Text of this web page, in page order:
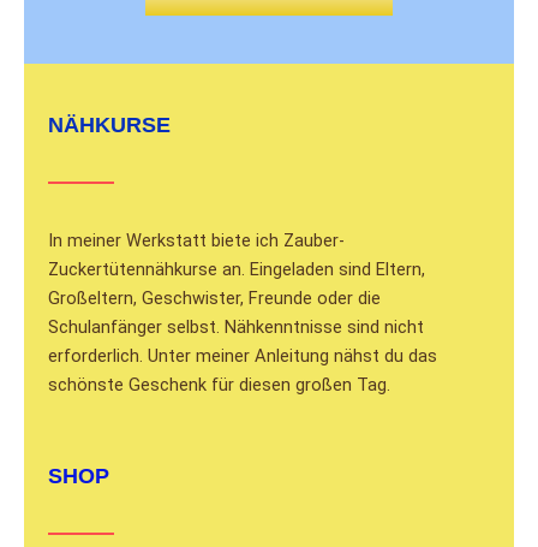
NÄHKURSE
In meiner Werkstatt biete ich Zauber-
Zuckertütennähkurse an. Eingeladen sind Eltern,
Großeltern, Geschwister, Freunde oder die
Schulanfänger selbst. Nähkenntnisse sind nicht
erforderlich. Unter meiner Anleitung nähst du das
schönste Geschenk für diesen großen Tag.
SHOP